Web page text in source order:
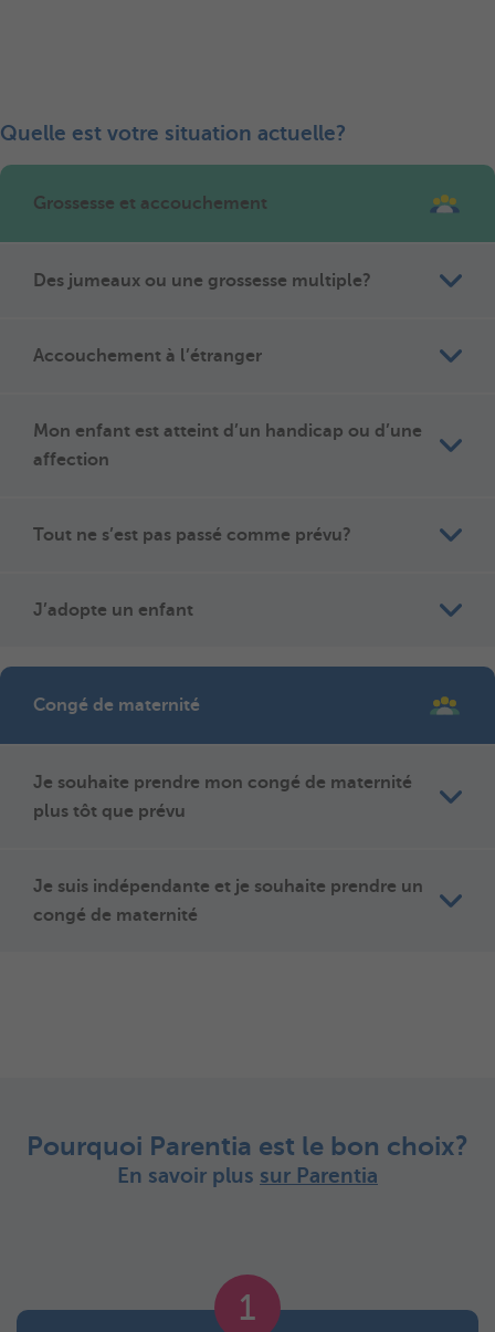
Quelle est votre situation actuelle?
Grossesse et accouchement
Des jumeaux ou une grossesse multiple?
Accouchement à l’étranger
Mon enfant est atteint d’un handicap ou d’une
affection
Tout ne s’est pas passé comme prévu?
J’adopte un enfant
Congé de maternité
Je souhaite prendre mon congé de maternité
plus tôt que prévu
Je suis indépendante et je souhaite prendre un
congé de maternité
Pourquoi Parentia est le bon choix?
En savoir plus sur Parentia
1